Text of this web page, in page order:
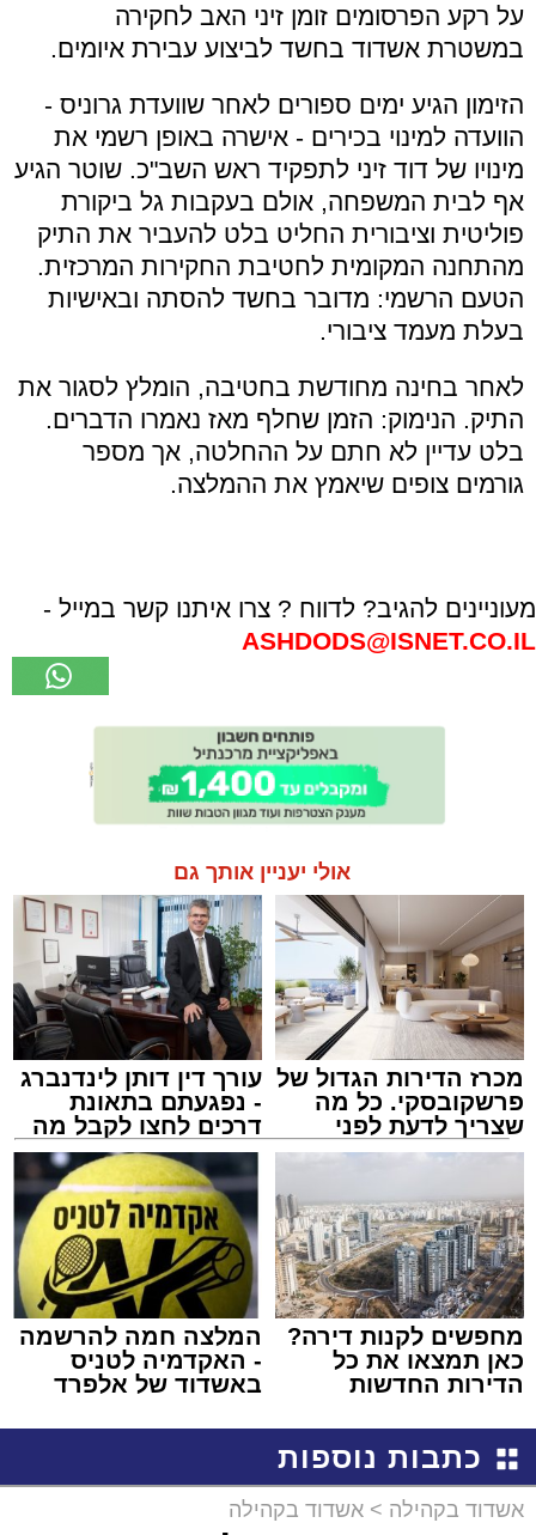
על רקע הפרסומים זומן זיני האב לחקירה
במשטרת אשדוד בחשד לביצוע עבירת איומים.
הזימון הגיע ימים ספורים לאחר שוועדת גרוניס -
הוועדה למינוי בכירים - אישרה באופן רשמי את
מינויו של דוד זיני לתפקיד ראש השב"כ. שוטר הגיע
אף לבית המשפחה, אולם בעקבות גל ביקורת
פוליטית וציבורית החליט בלט להעביר את התיק
מהתחנה המקומית לחטיבת החקירות המרכזית.
הטעם הרשמי: מדובר בחשד להסתה ובאישיות
בעלת מעמד ציבורי.
לאחר בחינה מחודשת בחטיבה, הומלץ לסגור את
התיק. הנימוק: הזמן שחלף מאז נאמרו הדברים.
בלט עדיין לא חתם על ההחלטה, אך מספר
גורמים צופים שיאמץ את ההמלצה.
מעוניינים להגיב? לדווח ? צרו איתנו קשר במייל -
ASHDODS@ISNET.CO.IL
אולי יעניין אותך גם
מכרז הדירות הגדול של
פרשקובסקי. כל מה
שצריך לדעת לפני
שמגישים הצעה לדירה
עורך דין דותן לינדנברג
- נפגעתם בתאונת
דרכים לחצו לקבל מה
שמגיע לכם
מחפשים לקנות דירה?
כאן תמצאו את כל
הדירות החדשות
המלצה חמה להרשמה
- האקדמיה לטניס
באשדוד של אלפרד
כתבות נוספות
אשדוד בקהילה > אשדוד בקהילה